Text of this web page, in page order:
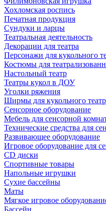
Хохломская роспись
Печатная продукция
Сундуки и ларцы
Театральная деятельность
Декорации для театра
Персонажи для кукольного
Костюмы для
Настольный театр
Театры кукол в ДОУ
Уголки ряжения
Ширмы для кукольного
Сенсорное оборудование
Мебель для сенсорной
Технические средства для
Развивающее оборудование
Игровое оборудование для
CD диски
Спортивные товары
Напольные игрушки
Сухие бассейны
Маты
Мягкое игровое
Бассейн